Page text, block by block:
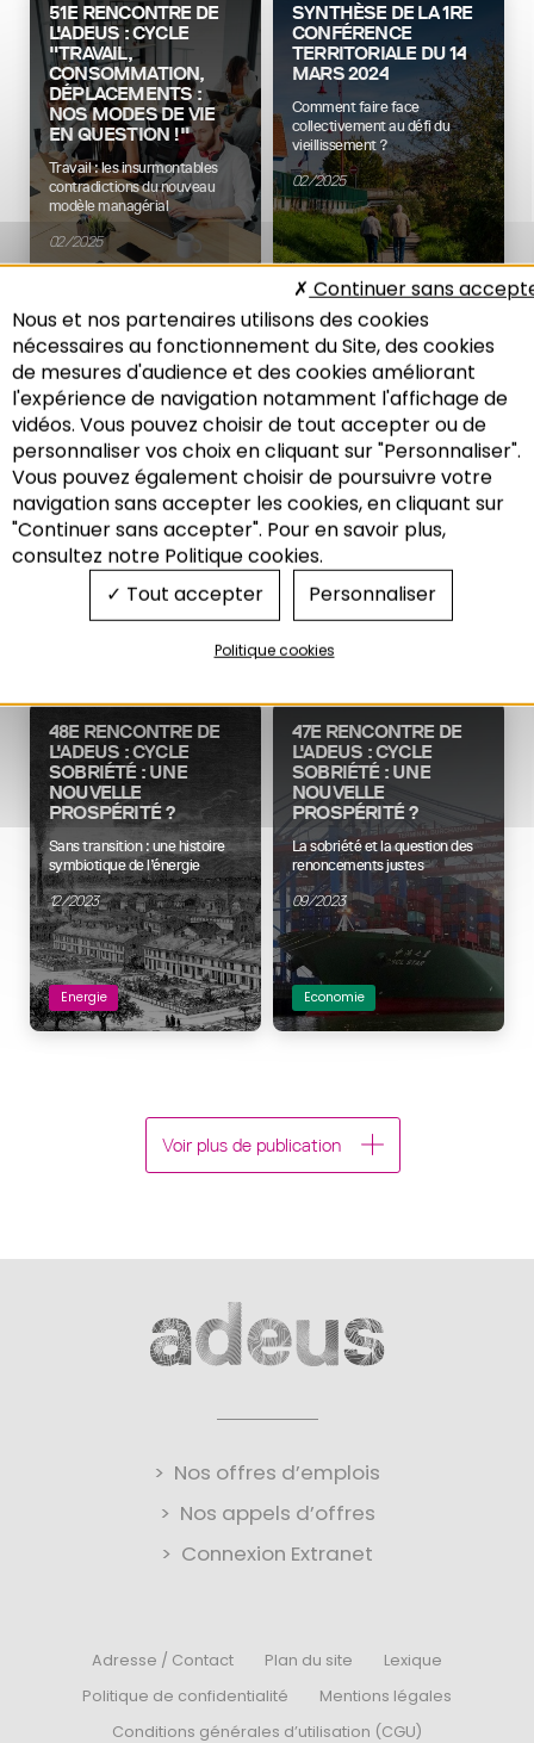
Recherche
51E RENCONTRE DE
L'ADEUS : CYCLE
"TRAVAIL,
CONSOMMATION,
DÉPLACEMENTS :
NOS MODES DE VIE
EN QUESTION !"
Travail : les insurmontables
contradictions du nouveau
modèle managérial
02/2025
SYNTHÈSE DE LA 1RE
CONFÉRENCE
TERRITORIALE DU 14
MARS 2024
Comment faire face
collectivement au défi du
vieillissement ?
02/2025
Démographie
52E RENCONTRE DE
L'ADEUS : CYCLE
"TRAVAIL,
CONSOMMATION,
DÉPLACEMENTS :
NOS MODES DE VIE
EN QUESTION !"
Introduction à la décroissance
11/2024
49E RENCONTRE DE
L'ADEUS : CYCLE
SOBRIÉTÉ : UNE
NOUVELLE
PROSPÉRITÉ ?
La ville stationnaire : comment
mettre fin à l’étalement urbain
?
05/2024
48E RENCONTRE DE
L'ADEUS : CYCLE
SOBRIÉTÉ : UNE
NOUVELLE
PROSPÉRITÉ ?
Sans transition : une histoire
symbiotique de l’énergie
12/2023
Energie
47E RENCONTRE DE
L'ADEUS : CYCLE
SOBRIÉTÉ : UNE
NOUVELLE
PROSPÉRITÉ ?
La sobriété et la question des
renoncements justes
09/2023
Economie
Voir plus de publication
Nos offres d’emplois
Nos appels d’offres
Connexion Extranet
Adresse / Contact Plan du site
Lexique
Politique de confidentialité
Mentions légales
Conditions générales d’utilisation (CGU)
Nous et nos partenaires utilisons des cookies
nécessaires au fonctionnement du Site, des cookies
de mesures d'audience et des cookies améliorant
l'expérience de navigation notamment l'affichage de
vidéos. Vous pouvez choisir de tout accepter ou de
personnaliser vos choix en cliquant sur "Personnaliser".
Vous pouvez également choisir de poursuivre votre
navigation sans accepter les cookies, en cliquant sur
"Continuer sans accepter". Pour en savoir plus,
consultez notre Politique cookies.
Tout accepter
Continuer sans
Personnaliser
Politique cookies